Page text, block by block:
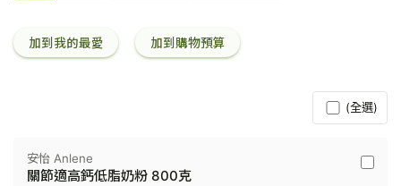
加到我的最愛 加到購物預算
(全選)
安
安怡 Anlene
關節適高鈣低脂奶粉 800克